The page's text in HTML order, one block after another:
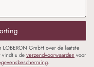
LOBERON GmbH over de laatste
vindt u deverzendvoorwaarden voor
.